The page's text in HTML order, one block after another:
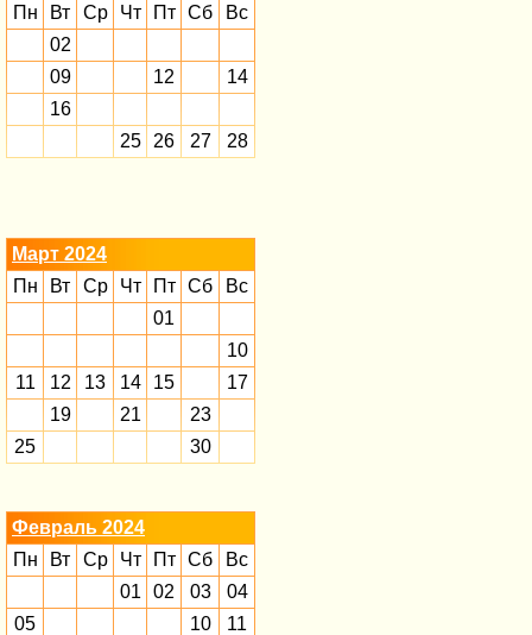
Пн
Вт Ср Чт Пт Сб
Вс
02
09
12
14
16
25
26 27 28
Март 2024
Пн
Вт Ср Чт Пт Сб
Вс
01
10
11
12 13 14 15
17
19
21
23
25
30
Февраль 2024
Пн
Вт Ср Чт Пт Сб
Вс
01
02 03
04
05
10
11